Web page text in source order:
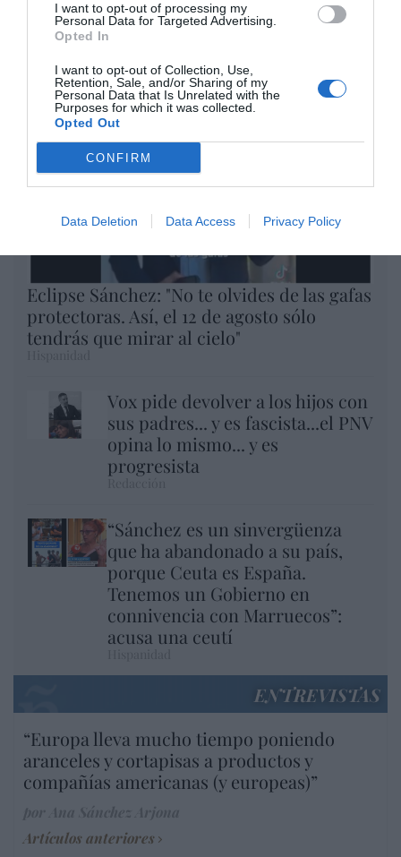
I want to opt-out of processing my
Personal Data for Targeted Advertising.
Opted In
I want to opt-out of Collection, Use,
Retention, Sale, and/or Sharing of my
Personal Data that Is Unrelated with the
Purposes for which it was collected.
Opted Out
CONFIRM
Data Deletion Data Access Privacy Policy
Eulogio López
Argumentos
Eclipse Sánchez: "No te olvides de las gafas
protectoras. Así, el 12 de agosto sólo
tendrás que mirar al cielo"
Vox pide devolver a los hijos con
sus padres... y es fascista...el PNV
opina lo mismo... y es
progresista
“Sánchez es un sinvergüenza
que ha abandonado a su país,
porque Ceuta es España.
Tenemos un Gobierno en
connivencia con Marruecos”:
acusa una ceutí
ENTREVISTAS
“Europa lleva mucho tiempo poniendo
aranceles y cortapisas a productos y
compañías americanas (y europeas)”
Artículos anteriores